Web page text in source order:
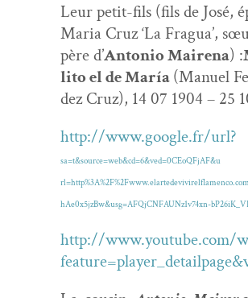
Leur petit-fils (fils de José,
Maria Cruz ‘La Fragua’,
père d’Anto­nio Maire­na) :
li­to el de María(Manuel
dez Cruz), 14 07 1904 – 25
http://www.google.fr/url?
sa=t&source=web&cd=6&ved=0CEoQFjAF&u
hAe0x5jzBw&usg=AFQjCNFAUNz1v74xn-
http://www.youtube.com/